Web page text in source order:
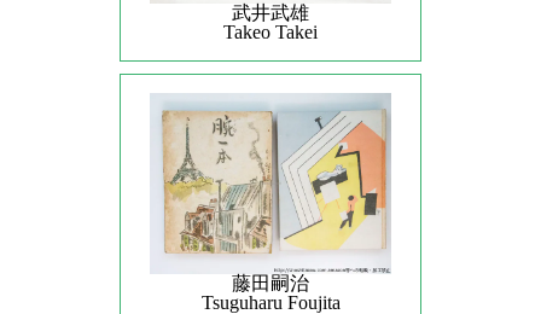
武井武雄
Takeo Takei
藤田嗣治
Tsuguharu Foujita